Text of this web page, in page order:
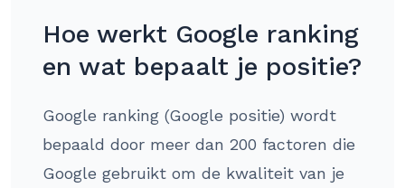
Hoe werkt Google ranking
en wat bepaalt je positie?
Google ranking (Google positie) wordt
bepaald door meer dan 200 factoren die
Google gebruikt om de kwaliteit van je